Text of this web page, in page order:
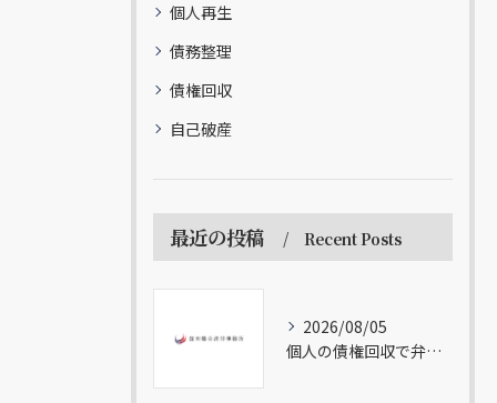
個人再生
債務整理
債権回収
自己破産
最近の投稿 Recent Posts
2026/08/05
個人の債権回収で弁護士が教えるトラブル対応法